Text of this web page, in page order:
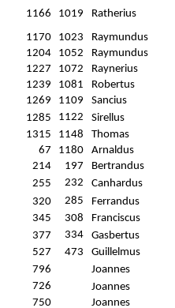
1166
1019 Ratherius
1170
1023
Raymundus
1204
1052 Raymundus
1227
1072
Raynerius
1239
1081
Robertus
1269
1109 Sancius
1285
1122 Sirellus
1315
1148
Thomas
67
1180
Arnaldus
214
197 Bertrandus
255
232 Canhardus
320
285 Ferrandus
345
308 Franciscus
377
334 Gasbertus
527
473 Guillelmus
796
Joannes
726
Joannes
750
Joannes